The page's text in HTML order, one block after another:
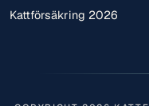
Kattförsäkring 2026